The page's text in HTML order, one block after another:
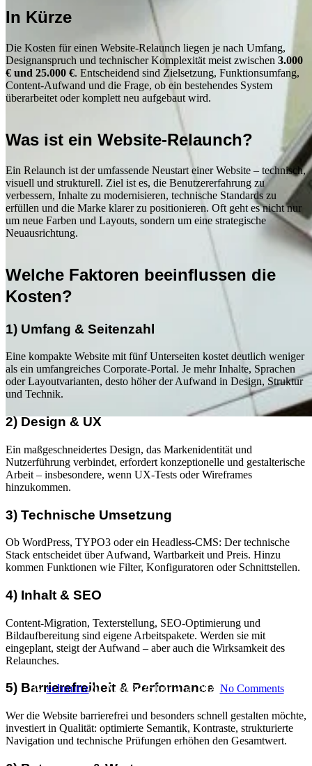
Was kostet ein
Website-Relaunch?
Faktoren, Beispiele &
realistische Budgets
By schmittz20. April 2026Juni 21st, 2026 No Comments
In Kürze
Die Kosten für einen Website-Relaunch liegen je nach Umfang,
Designanspruch und technischer Komplexität meist zwischen 3.000
€ und 25.000 €. Entscheidend sind Zielsetzung, Funktionsumfang,
Content-Aufwand und die Frage, ob ein bestehendes System
überarbeitet oder komplett neu aufgebaut wird.
Was ist ein Website-Relaunch?
Ein Relaunch ist der umfassende Neustart einer Website – technisch,
visuell und strukturell. Ziel ist es, die Benutzererfahrung zu
verbessern, Inhalte zu modernisieren, technische Standards zu
erfüllen und die Marke klarer zu positionieren. Oft geht es nicht nur
um neue Farben und Layouts, sondern um eine strategische
Neuausrichtung.
Welche Faktoren beeinflussen die
Kosten?
1) Umfang & Seitenzahl
Eine kompakte Website mit fünf Unterseiten kostet deutlich weniger
als ein umfangreiches Corporate-Portal. Je mehr Inhalte, Sprachen
oder Layoutvarianten, desto höher der Aufwand in Design, Struktur
und Technik.
2) Design & UX
Ein maßgeschneidertes Design, das Markenidentität und
Nutzerführung verbindet, erfordert konzeptionelle und gestalterische
Arbeit – insbesondere, wenn UX-Tests oder Wireframes
hinzukommen.
3) Technische Umsetzung
Ob WordPress, TYPO3 oder ein Headless-CMS: Der technische
Stack entscheidet über Aufwand, Wartbarkeit und Preis. Hinzu
kommen Funktionen wie Filter, Konfiguratoren oder Schnittstellen.
4) Inhalt & SEO
Content-Migration, Texterstellung, SEO-Optimierung und
Bildaufbereitung sind eigene Arbeitspakete. Werden sie mit
eingeplant, steigt der Aufwand – aber auch die Wirksamkeit des
Relaunches.
5) Barrierefreiheit & Performance
Wer die Website barrierefrei und besonders schnell gestalten möchte,
investiert in Qualität: optimierte Semantik, Kontraste, strukturierte
Navigation und technische Prüfungen erhöhen den Gesamtwert.